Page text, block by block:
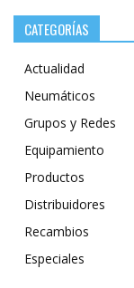
CATEGORÍAS
Actualidad
Neumáticos
Grupos y Redes
Equipamiento
Productos
Distribuidores
Recambios
Especiales